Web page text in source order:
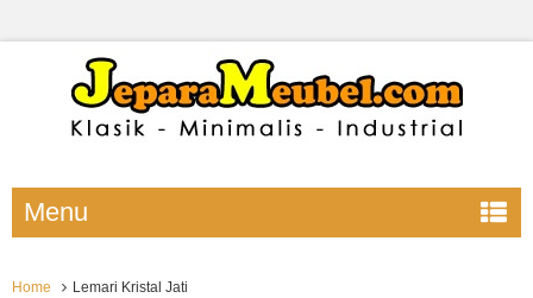
Menu
Home Lemari Kristal Jati